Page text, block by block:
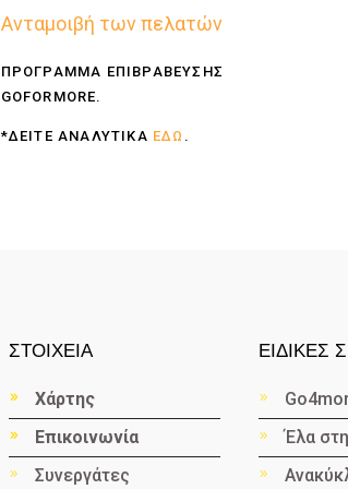
Ανταμοιβή των πελατών
ΠΡΟΓΡΑΜΜΑ ΕΠΙΒΡΑΒΕΥΣΗΣ
GOFORMORE.
*ΔΕΙΤΕ ΑΝΑΛΥΤΙΚΑ ΕΔΩ .
ΣΤΟΙΧΕΙΑ
Χάρτης
Επικοινωνία
Συνεργάτες
ΕΙΔΙΚΕΣ
Έλα